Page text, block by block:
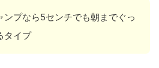
ンプなら5センチでも朝までぐっ
タイプ